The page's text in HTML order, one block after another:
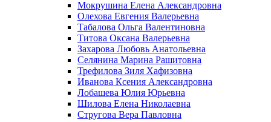
Мокрушина Елена Александровна
Олехова Евгения Валерьевна
Табалова Ольга Валентиновна
Титова Оксана Валерьевна
Захарова Любовь Анатольевна
Селянина Марина Рашитовна
Трефилова Зиля Хафизовна
Иванова Ксения Александровна
Лобашева Юлия Юрьевна
Шилова Елена Николаевна
Стругова Вера Павловна